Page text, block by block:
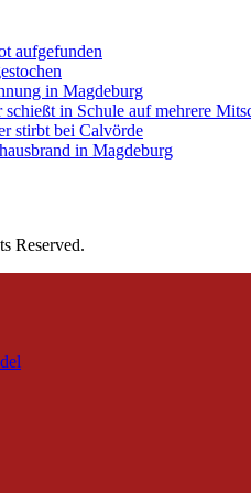
aufgefunden
in Magdeburg
schießt in Schule auf mehrere
stirbt bei Calvörde
in Magdeburg
Reserved.